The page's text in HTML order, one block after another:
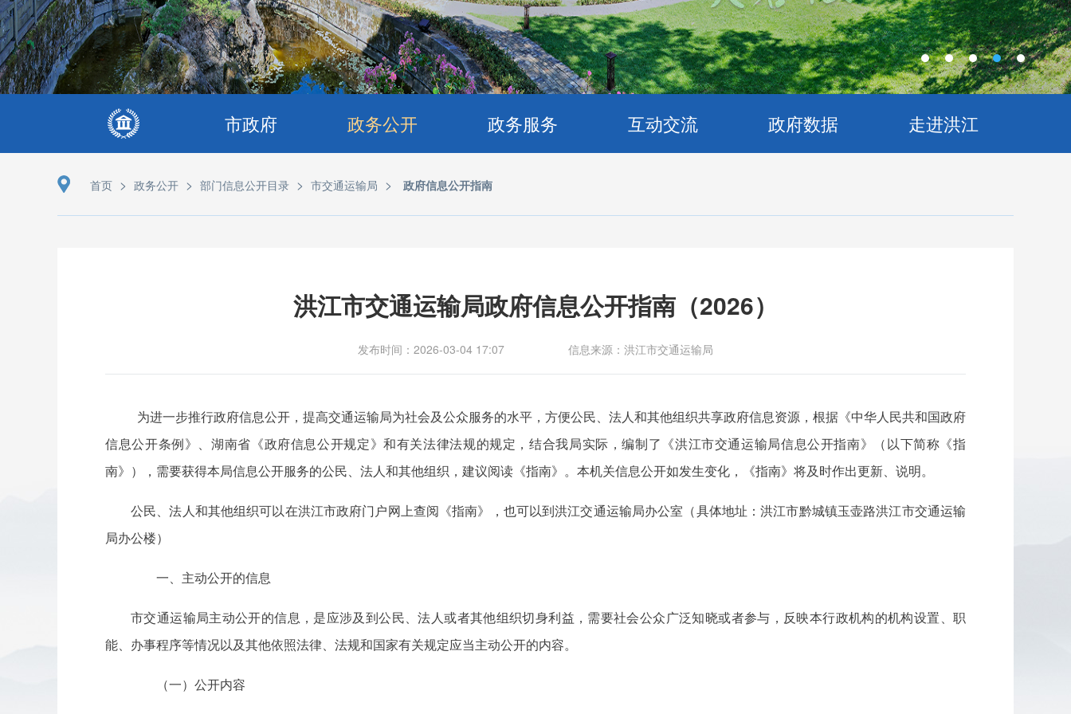
市政府 政务公开 政务服务 互动交流 政府数据 走进洪江
首页 > 政务公开 > 部门信息公开目录 > 市交通运输局 > 政府信息公开指南
洪江市交通运输局政府信息公开指南（2026）
发布时间：2026-03-04 17:07 信息来源：洪江市交通运输局
为进一步推行政府信息公开，提高交通运输局为社会及公众服务的水平，方便公民、法人和其他组织共享政府信息资源，根据《中华人民共和国政府
信息公开条例》、湖南省《政府信息公开规定》和有关法律法规的规定，结合我局实际，编制了《洪江市交通运输局信息公开指南》（以下简称《指
南》），需要获得本局信息公开服务的公民、法人和其他组织，建议阅读《指南》。本机关信息公开如发生变化，《指南》将及时作出更新、说明。
公民、法人和其他组织可以在洪江市政府门户网上查阅《指南》，也可以到洪江交通运输局办公室（具体地址：洪江市黔城镇玉壶路洪江市交通运输
局办公楼）
一、主动公开的信息
市交通运输局主动公开的信息，是应涉及到公民、法人或者其他组织切身利益，需要社会公众广泛知晓或者参与，反映本行政机构的机构设置、职
能、办事程序等情况以及其他依照法律、法规和国家有关规定应当主动公开的内容。
（一）公开内容